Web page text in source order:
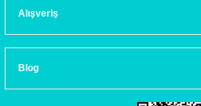
Alışveriş
Blog